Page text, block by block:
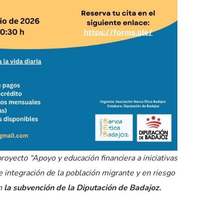
“Apoyo y educación financiera a iniciativas
de la población migrante y en riesgo
la subvención de la Diputación de Badajoz.